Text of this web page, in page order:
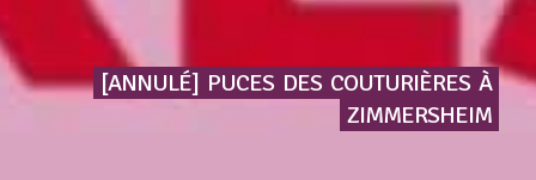
[ANNULÉ] PUCES DES COUTURIÈRES À
ZIMMERSHEIM